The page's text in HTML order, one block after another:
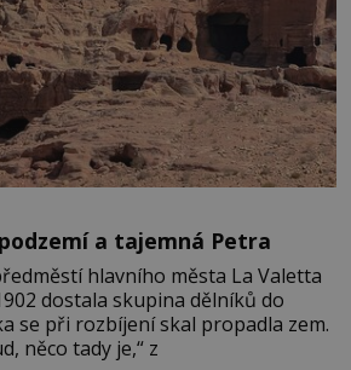
a tajemná Petra
hlavního města La Valetta
dostala skupina dělníků do
se při rozbíjení skal propadla zem.
něco tady je,“ z